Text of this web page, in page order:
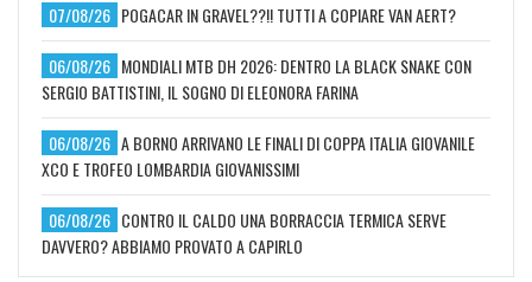
07/08/26 POGACAR IN GRAVEL??!! TUTTI A COPIARE VAN AERT?
06/08/26 MONDIALI MTB DH 2026: DENTRO LA BLACK SNAKE CON
SERGIO BATTISTINI, IL SOGNO DI ELEONORA FARINA
06/08/26 A BORNO ARRIVANO LE FINALI DI COPPA ITALIA GIOVANILE
XCO E TROFEO LOMBARDIA GIOVANISSIMI
06/08/26 CONTRO IL CALDO UNA BORRACCIA TERMICA SERVE
DAVVERO? ABBIAMO PROVATO A CAPIRLO